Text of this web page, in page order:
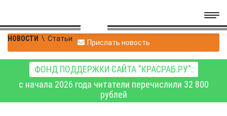
НОВОСТИ \ Статьи Прислать новость
ФОНД ПОДДЕРЖКИ САЙТА "КРАСРАБ.РУ":
с начала 2026 года читатели перечислили 32 800
рублей